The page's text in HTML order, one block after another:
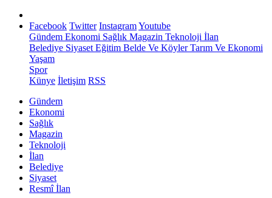
Facebook Twitter InstagramYoutube
Gündem Ekonomi Sağlık Magazin Teknoloji İlan
Belediye Siyaset Eğitim Belde Ve KöylerTarım Ve Ekonomi
Yaşam
Spor
Künye İletişim RSS
Gündem
Ekonomi
Sağlık
Magazin
Teknoloji
İlan
Belediye
Siyaset
Resmî İlan